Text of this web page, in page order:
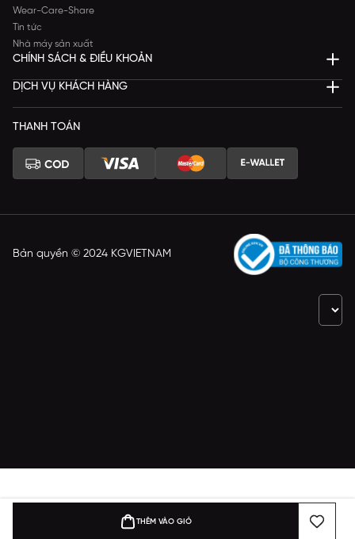
THÊM VÀO GIỎ
Wear-Care-Share
Tin tức
Nhà máy sản xuất
CHÍNH SÁCH & ĐIỀU KHOẢN
DỊCH VỤ KHÁCH HÀNG
THANH TOÁN
Bản quyền © 2024 KGVIETNAM